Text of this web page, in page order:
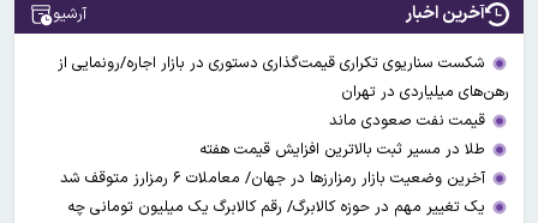
آخرین اخبار آرشیو
شکست سناریوی تکراری قیمت‌گذاری دستوری در بازار اجاره/رونمایی از
رهن‌های میلیاردی در تهران
قیمت نفت صعودی ماند
طلا در مسیر ثبت بالاترین افزایش قیمت هفته
آخرین وضعیت بازار رمزارزها در جهان/ معاملات ۶ رمزارز متوقف شد
یک تغییر مهم در حوزه کالابرگ/ رقم کالابرگ یک میلیون تومانی چه